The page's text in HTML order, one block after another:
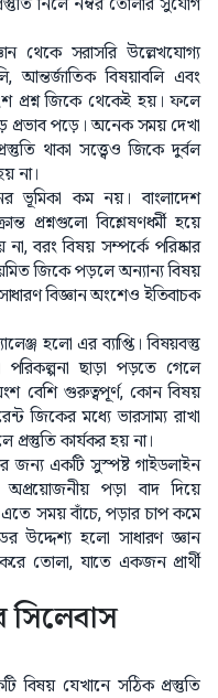
নিলে নম্বর তোলার সুযোগ
থেকে সরাসরি উল্লেখযোগ্য
আন্তর্জাতিক বিষয়াবলি এবং
প্রশ্ন জিকে থেকেই হয়। ফলে
প্রভাব পড়ে। অনেক সময় দেখা
থাকা সত্ত্বেও জিকে দুর্বল
না।
ভূমিকা কম নয়। বাংলাদেশ
প্রশ্নগুলো বিশ্লেষণধর্মী হয়ে
বরং বিষয় সম্পর্কে পরিষ্কার
জিকে পড়লে অন্যান্য বিষয়
বিজ্ঞান অংশেও ইতিবাচক
হলো এর ব্যাপ্তি। বিষয়বস্তু
ছাড়া পড়তে গেলে
বেশি গুরুত্বপূর্ণ, কোন বিষয়
জিকের মধ্যে ভারসাম্য রাখা
প্রস্তুতি কার্যকর হয় না।
জন্য একটি সুস্পষ্ট গাইডলাইন
অপ্রয়োজনীয় পড়া বাদ দিয়ে
সময় বাঁচে, পড়ার চাপ কমে
উদ্দেশ্য হলো সাধারণ জ্ঞান
তোলা, যাতে একজন প্রার্থী
সিলেবাস
বিষয় যেখানে সঠিক প্রস্তুতি